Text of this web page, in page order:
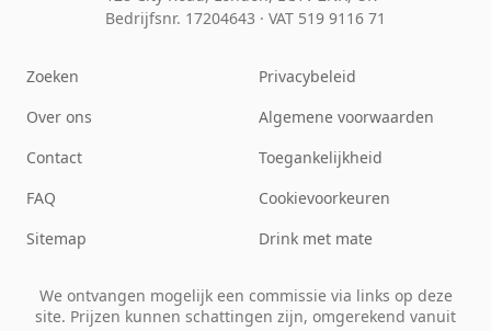
Bedrijfsnr. 17204643 · VAT 519 9116 71
Zoeken
Over ons
Contact
FAQ
Sitemap
Privacybeleid
Algemene voorwaarden
Toegankelijkheid
Cookievoorkeuren
Drink met mate
We ontvangen mogelijk een commissie via links op deze
site. Prijzen kunnen schattingen zijn, omgerekend vanuit